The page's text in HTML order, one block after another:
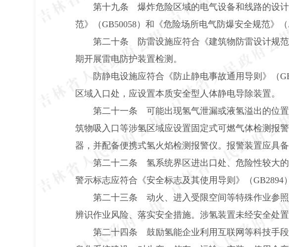
第十九条 爆炸危险区域的电气设备和线路的设
范》（GB50058）和《危险场所电气防爆安全规范》（
第二十条 防雷设施应符合《建筑物防雷设计规
期开展雷电防护装置检测。
防静电设施应符合《防止静电事故通用导则》（
区域入口处，应设置本质安全型人体静电导除装置。
第二十一条 可能出现氢气泄漏或液氢溢出的位
筑物吸入口等涉氢区域应设置固定式可燃气体检测报
器，并配备便携式氢火焰检测报警仪。报警装置应具备
第二十二条 氢系统界区进出口处、危险性较大
警示标志应符合《安全标志及其使用导则》（GB2894
第二十三条 动火、进入受限空间等特殊作业参
辨识作业风险、落实安全措施。涉氢装置未经安全处置
第二十四条 鼓励氢能企业利用互联网等科技手